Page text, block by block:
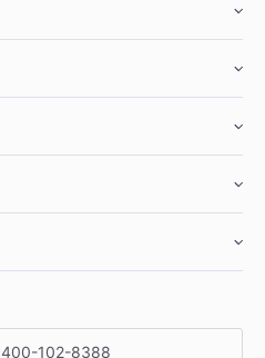
400-102-8388